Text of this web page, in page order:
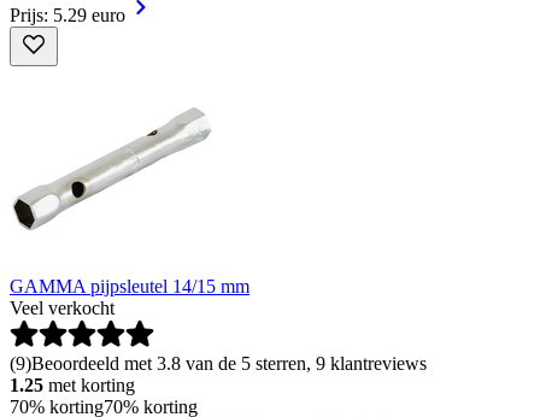
Prijs: 5.29 euro
GAMMA pijpsleutel 14/15 mm
Veel verkocht
(9)Beoordeeld met 3.8 van de 5 sterren, 9 klantreviews
1.25 met korting
70% korting70% korting